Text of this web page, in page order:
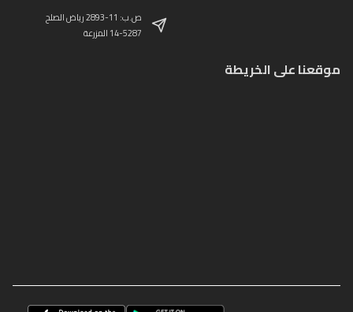
ص.ب: 11-2893 رياض الصلح
14-5287 المزرعة
موقعنا على الخريطة